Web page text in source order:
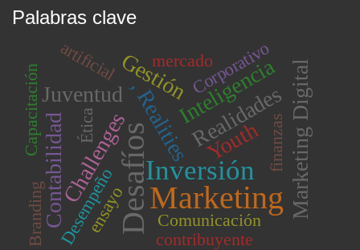
Palabras clave
Marketing
DesafíosInversión
Challenges
Contabilidad , RealitiesYouth
Realidades
Juventud Marketing Digital
Inteligencia
Gestión
Desempeño
Ética
Capacitación
Branding
Corporativo
artificial
finanzas
ensayo Comunicación
mercado
contribuyente